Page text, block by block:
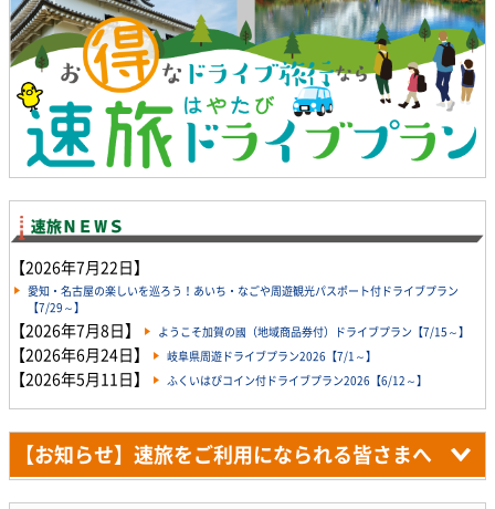
【2026年7月22日】
愛知・名古屋の楽しいを巡ろう！あいち・なごや周遊観光パスポート付ドライブプラン
【7/29～】
【2026年7月8日】 ようこそ加賀の國（地域商品券付）ドライブプラン【7/15～】
【2026年6月24日】 岐阜県周遊ドライブプラン2026【7/1～】
【2026年5月11日】 ふくいはぴコイン付ドライブプラン2026【6/12～】
【お知らせ】速旅をご利用になられる皆さまへ